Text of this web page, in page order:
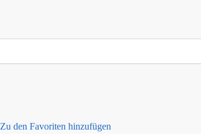
Zu den Favoriten hinzufügen